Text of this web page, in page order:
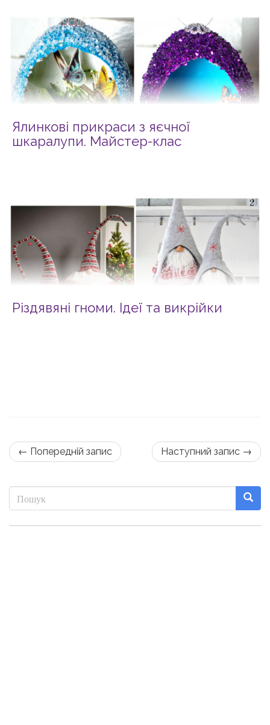
Ялинкові прикраси з яєчної
шкаралупи. Майстер-клас
Різдявяні гноми. Ідеї та викрійки
← Попередній запис Наступний запис →